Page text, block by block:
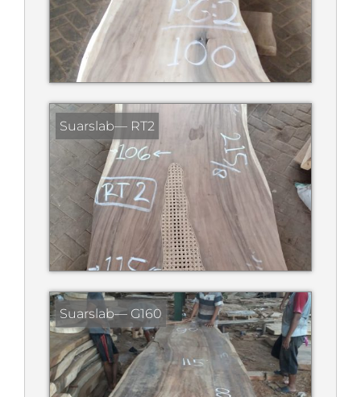
Suarslab— RT2
Suarslab— G160